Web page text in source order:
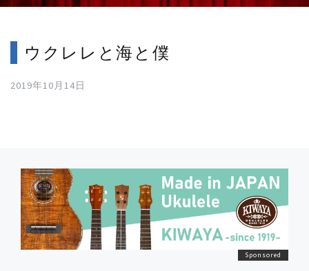
ウクレレと海と僕
2019年10月14日